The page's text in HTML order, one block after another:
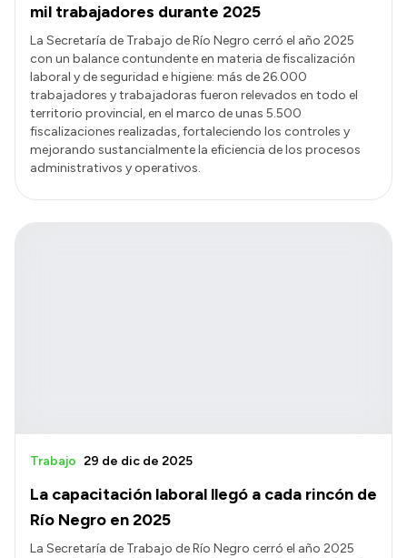
mil trabajadores durante 2025
La Secretaría de Trabajo de Río Negro cerró el año 2025
con un balance contundente en materia de fiscalización
laboral y de seguridad e higiene: más de 26.000
trabajadores y trabajadoras fueron relevados en todo el
territorio provincial, en el marco de unas 5.500
fiscalizaciones realizadas, fortaleciendo los controles y
mejorando sustancialmente la eficiencia de los procesos
administrativos y operativos.
La capacitación laboral llegó a cada rincón de
Río Negro en 2025
Trabajo 29 de dic de 2025
La Secretaría de Trabajo de Río Negro cerró el año 2025